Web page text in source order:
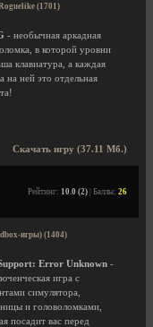
(1701)
- необычная аркадная
в которой уровни
клавиатура, а каждая
на ней это отдельная
Скачать игру (37.11 Мб.)
Рейтинг: 10.0 (2) | Баллы: 26
игры) (1404)
Error Unknown -
игра с
симулятора,
и головоломками,
посадит вас перед